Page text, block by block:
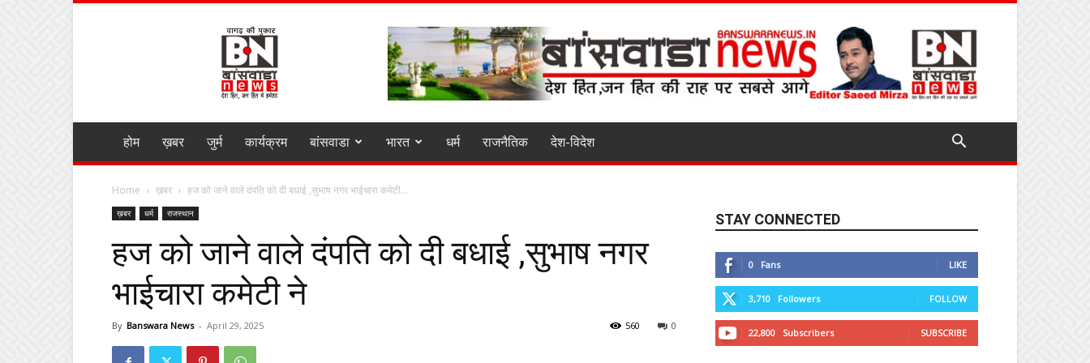
BANSWARA
NEWS
MIRZA
होम ख़बर जुर्म कार्यक्रम बांसवाडा भारत धर्म राजनैतिक देश-विदेश
Home ख़बर हज को जाने वाले दंपति को दी बधाई ,सुभाष नगर भाईचारा कमेटी...
ख़बर धर्म राजस्थान
हज को जाने वाले दंपति को दी बधाई ,सुभाष नगर
भाईचारा कमेटी ने
By Banswara News - April 29, 2025 0
560
STAY CONNECTED
0 Fans LIKE
3,710 Followers FOLLOW
22,800 Subscribers SUBSCRIBE